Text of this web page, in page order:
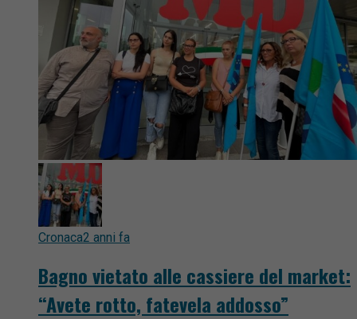
Cronaca2 anni fa
Bagno vietato alle cassiere del market:
“Avete rotto, fatevela addosso”